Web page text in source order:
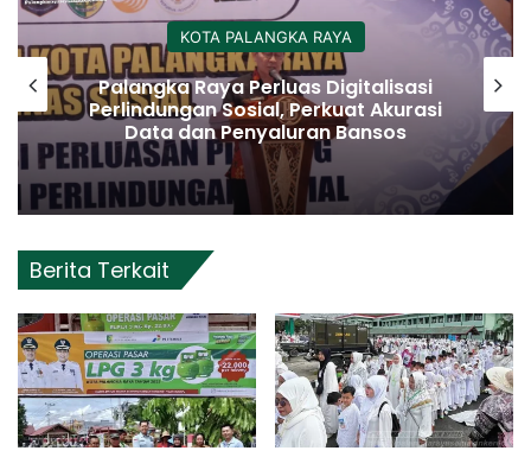
KOTA PALANGKA RAYA
Palangka Raya Perluas Digitalisasi
Perlindungan Sosial, Perkuat Akurasi
Data dan Penyaluran Bansos
Berita Terkait